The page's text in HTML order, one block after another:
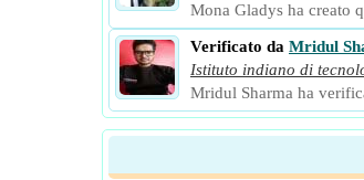
Mona Gladys ha creato
Verificato da Mridul
Istituto indiano di
Mridul Sharma ha